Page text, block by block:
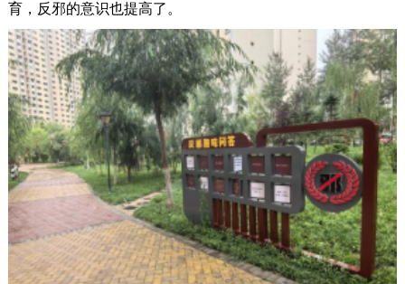
育，反邪的意识也提高了。